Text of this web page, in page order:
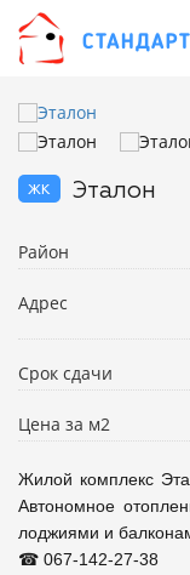
жк Эталон
Район
Адрес
Срок сдачи
Цена за м2
Жилой комплекс
Автономное
лоджиями и
☎ 067-142-27-38